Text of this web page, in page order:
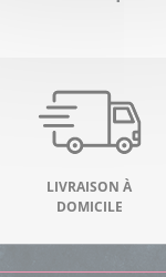
LIVRAISON À
DOMICILE